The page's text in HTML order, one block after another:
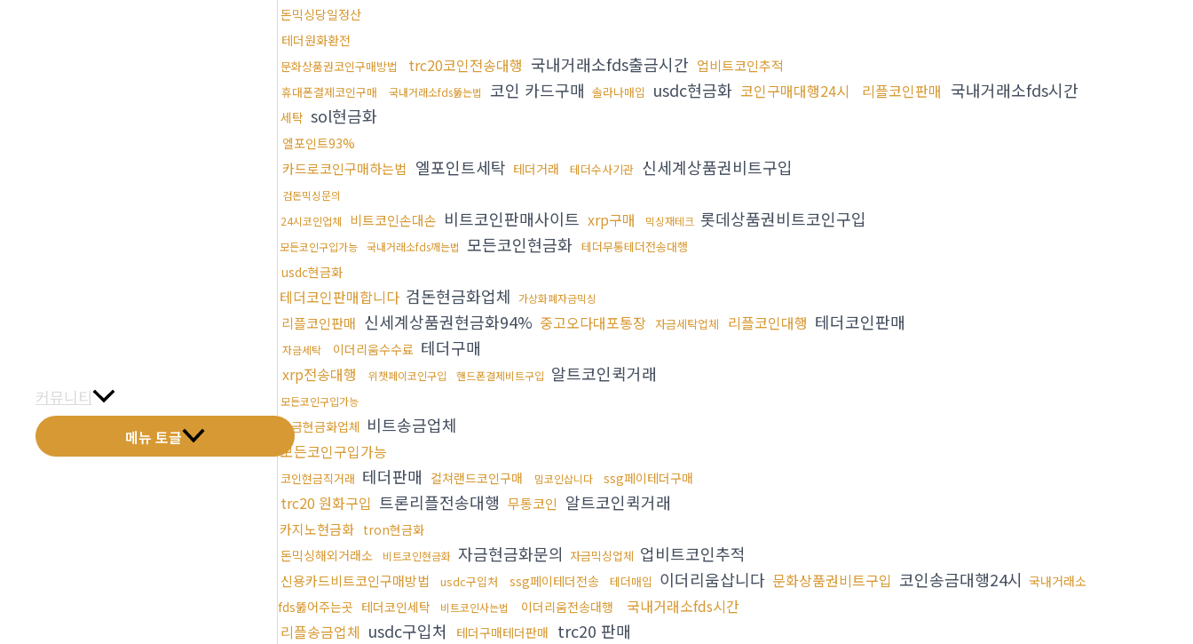
커뮤니티
메뉴 토글
돈믹싱당일정산
테더원화환전
문화상품권코인구매방법 trc20코인전송대행 국내거래소fds출금시간 업비트코인추적
휴대폰결제코인구매 국내거래소fds뚫는법 코인 카드구매 솔라나매입 usdc현금화 코인구매대행24시 리플코인판매 국내거래소fds시간
세탁 sol현금화
엘포인트93%
카드로코인구매하는법 엘포인트세탁 테더거래 테더수사기관 신세계상품권비트구입
검돈믹싱문의
24시코인업체
비트코인손대손 비트코인판매사이트 xrp구매 믹싱재테크 롯데상품권비트코인구입
모든코인구입가능 국내거래소fds깨는법 모든코인현금화 테더무통테더전송대행
usdc현금화
테더코인판매합니다 검돈현금화업체 가상화폐자금믹싱
리플코인판매 신세계상품권현금화94% 중고오다대포통장 자금세탁업체 리플코인대행 테더코인판매
자금세탁 이더리움수수료 테더구매
xrp전송대행 위챗페이코인구입 핸드폰결제비트구입 알트코인퀵거래
모든코인구입가능
자금현금화업체 비트송금업체
모든코인구입가능
코인현금직거래 테더판매 컬쳐랜드코인구매 밈코인삽니다 ssg페이테더구매
trc20 원화구입 트론리플전송대행 무통코인 알트코인퀵거래
카지노현금화 tron현금화
돈믹싱해외거래소
비트코인현금화 자금현금화문의 자금믹싱업체 업비트코인추적
신용카드비트코인구매방법 usdc구입처 ssg페이테더전송 테더매입 이더리움삽니다 문화상품권비트구입 코인송금대행24시 국내거래소
fds뚫어주는곳 테더코인세탁 비트코인사는법 이더리움전송대행
국내거래소fds시간
리플송금업체 usdc구입처 테더구매테더판매 trc20 판매